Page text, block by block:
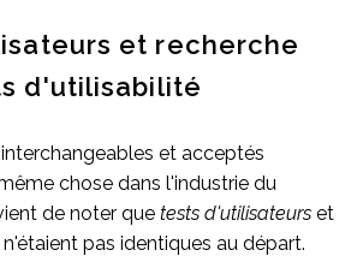
et recherche
d'utilisabilité
et acceptés
chose dans l'industrie du
de noter que tests d'utilisateurs et
n'étaient pas identiques au départ.